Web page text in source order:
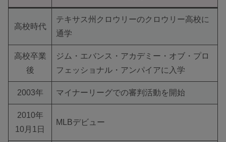
高校時代
テキサス州クロウリーのクロウリー高校に
通学
高校卒業
後
ジム・エバンス・アカデミー・オブ・プロ
フェッショナル・アンパイアに入学
2003年 マイナーリーグでの審判活動を開始
2010年
10月1日
MLBデビュー